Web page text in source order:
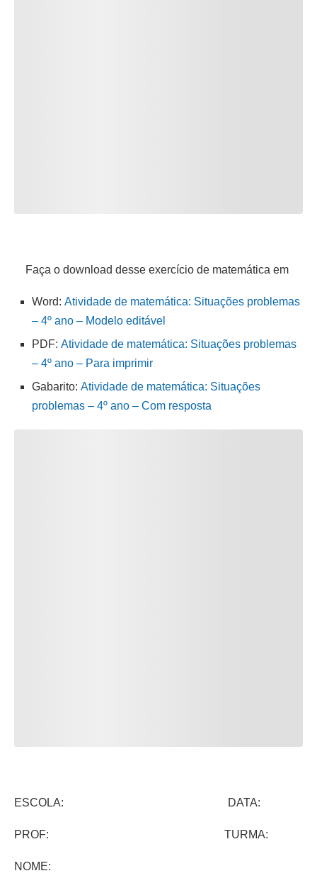
Faça o download desse exercício de matemática em
Word: Atividade de matemática: Situações problemas
– 4º ano – Modelo editável
PDF: Atividade de matemática: Situações problemas
– 4º ano – Para imprimir
Gabarito: Atividade de matemática: Situações
problemas – 4º ano – Com resposta
ESCOLA: DATA:
PROF: TURMA:
NOME: